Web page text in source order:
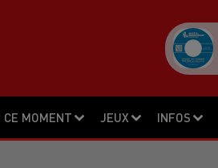
CE MOMENT JEUX INFOS